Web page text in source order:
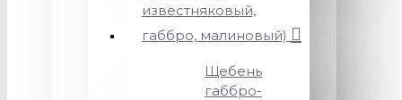
известняковый,
габбро, малиновый)
Щебень
габбро-